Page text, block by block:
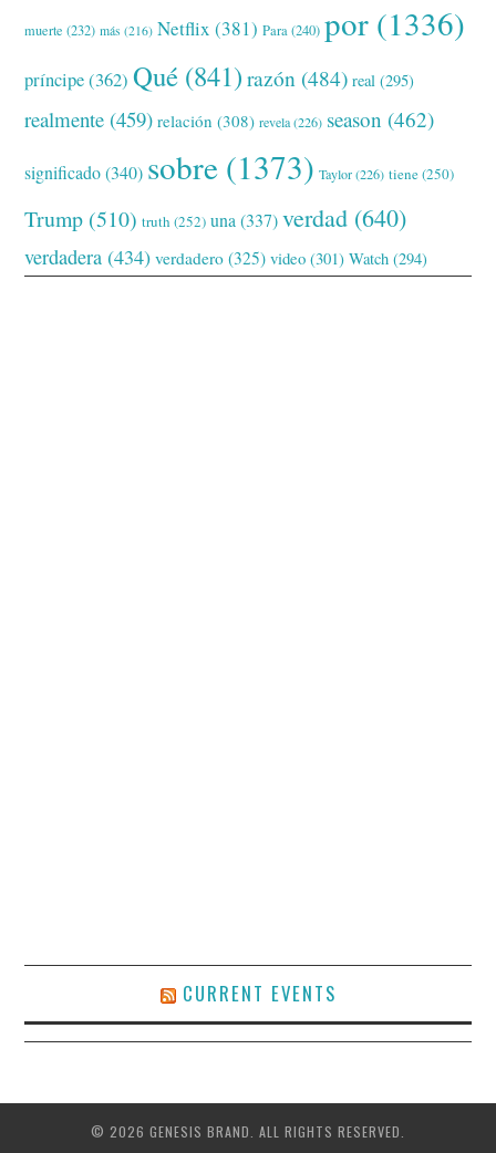
muerte (232) más (216) Netflix (381) Para(240) por (1336)
príncipe(362) Qué (841) razón (484) real (295)
realmente (459) relación (308) revela(226) season (462)
significado(340) sobre (1373) Taylor(226) tiene(250)
Trump (510) truth (252) una(337) verdad (640)
verdadera (434) verdadero (325) video (301) Watch (294)
CURRENT EVENTS
© 2026 GENESIS BRAND. ALL RIGHTS RESERVED.